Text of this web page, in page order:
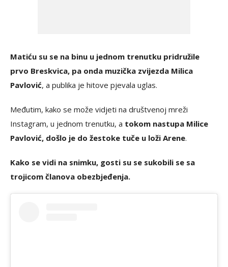
Matiću su se na binu u jednom trenutku pridružile
prvo Breskvica, pa onda muzička zvijezda Milica
Pavlović, a publika je hitove pjevala uglas.
Međutim, kako se može vidjeti na društvenoj mreži
Instagram, u jednom trenutku, a tokom nastupa Milice
Pavlović, došlo je do žestoke tuče u loži Arene.
Kako se vidi na snimku, gosti su se sukobili se sa
trojicom članova obezbjeđenja.